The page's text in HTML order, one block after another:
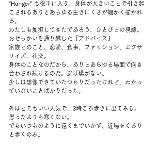
”Hunger” も後半に入り、身体が大きいことで引き起
こされるありとあらゆる生きにくさが細かく描かれ
る。
わたしも加担してきたであろう、ひとびとの視線。
おせっかいを通り越した『アドバイス』
家族とのこと、恋愛、食事、ファッション、エクサ
サイズ、社交。
身体のことなのだから、ありとあらゆる場面で向き
合わされ続けるのだ。逃げ場がない。
少しは想像できていたつもりだったけれど、わかっ
ていないことばかりだった。
外はとてもいい天気で、3時ごろ歩きに出てみる。
思ったよりも寒くない。
でもいつものように遠くまでいかず、近場をくるり
と歩くのみ。